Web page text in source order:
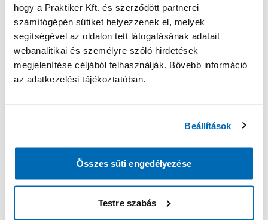
hogy a Praktiker Kft. és szerződött partnerei
számítógépén sütiket helyezzenek el, melyek
segítségével az oldalon tett látogatásának adatait
webanalitikai és személyre szóló hirdetések
megjelenítése céljából felhasználják. Bővebb információ
az adatkezelési tájékoztatóban.
Beállítások
Összes süti engedélyezése
Testre szabás